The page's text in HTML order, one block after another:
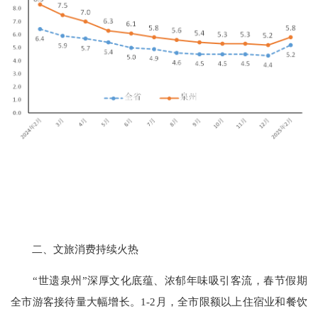
二、文旅消费持续火热
“世遗泉州”深厚文化底蕴、浓郁年味吸引客流，春节假期
全市游客接待量大幅增长。 1-2 月，全市限额以上住宿业和餐饮